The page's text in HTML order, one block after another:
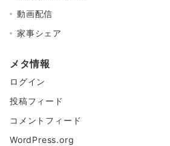
動画配信
家事シェア
メタ情報
ログイン
投稿フィード
コメントフィード
WordPress.org